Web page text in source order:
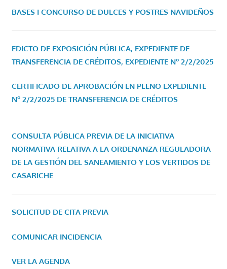
BASES I CONCURSO DE DULCES Y POSTRES NAVIDEÑOS
EDICTO DE EXPOSICIÓN PÚBLICA, EXPEDIENTE DE
TRANSFERENCIA DE CRÉDITOS, EXPEDIENTE Nº 2/2/2025
CERTIFICADO DE APROBACIÓN EN PLENO EXPEDIENTE
Nº 2/2/2025 DE TRANSFERENCIA DE CRÉDITOS
CONSULTA PÚBLICA PREVIA DE LA INICIATIVA
NORMATIVA RELATIVA A LA ORDENANZA REGULADORA
DE LA GESTIÓN DEL SANEAMIENTO Y LOS VERTIDOS DE
CASARICHE
SOLICITUD DE CITA PREVIA
COMUNICAR INCIDENCIA
VER LA AGENDA